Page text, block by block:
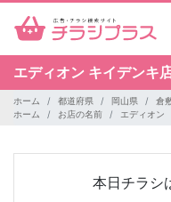
エディオン キイデンキ
ホーム 都道府県 岡山県
倉
ホーム
お店の名前 エディオン
本日チラシ